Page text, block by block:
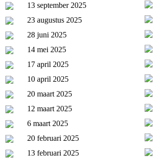
13 september 2025
23 augustus 2025
28 juni 2025
14 mei 2025
17 april 2025
10 april 2025
20 maart 2025
12 maart 2025
6 maart 2025
20 februari 2025
13 februari 2025